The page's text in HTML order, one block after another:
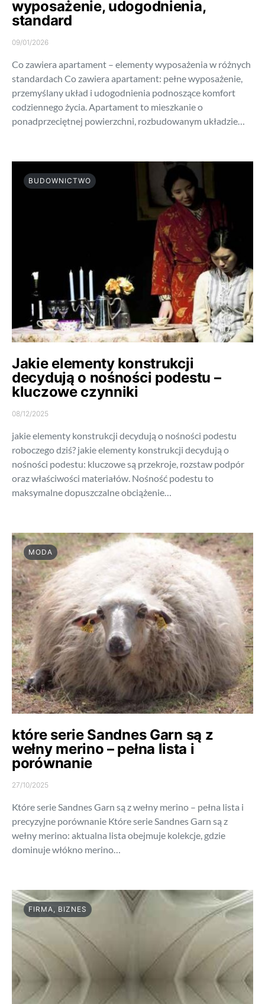
wyposażenie, udogodnienia,
standard
09/01/2026
Co zawiera apartament – elementy wyposażenia w różnych
standardach Co zawiera apartament: pełne wyposażenie,
przemyślany układ i udogodnienia podnoszące komfort
codziennego życia. Apartament to mieszkanie o
ponadprzeciętnej powierzchni, rozbudowanym układzie…
BUDOWNICTWO
Jakie elementy konstrukcji
decydują o nośności podestu –
kluczowe czynniki
08/12/2025
jakie elementy konstrukcji decydują o nośności podestu
roboczego dziś? jakie elementy konstrukcji decydują o
nośności podestu: kluczowe są przekroje, rozstaw podpór
oraz właściwości materiałów. Nośność podestu to
maksymalne dopuszczalne obciążenie…
MODA
które serie Sandnes Garn są z
wełny merino – pełna lista i
porównanie
27/10/2025
Które serie Sandnes Garn są z wełny merino – pełna lista i
precyzyjne porównanie Które serie Sandnes Garn są z
wełny merino: aktualna lista obejmuje kolekcje, gdzie
dominuje włókno merino…
FIRMA, BIZNES